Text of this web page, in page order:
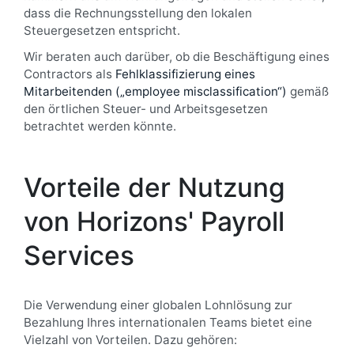
dass die Rechnungsstellung den lokalen
Steuergesetzen entspricht.
Wir beraten auch darüber, ob die Beschäftigung eines
Contractors als Fehlklassifizierung eines
Mitarbeitenden („employee misclassification“) gemäß
den örtlichen Steuer- und Arbeitsgesetzen
betrachtet werden könnte.
Vorteile der Nutzung
von Horizons' Payroll
Services
Die Verwendung einer globalen Lohnlösung zur
Bezahlung Ihres internationalen Teams bietet eine
Vielzahl von Vorteilen. Dazu gehören: